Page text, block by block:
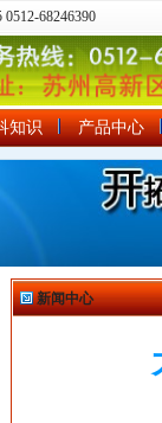
68246390
知识 产品中心
新闻中心